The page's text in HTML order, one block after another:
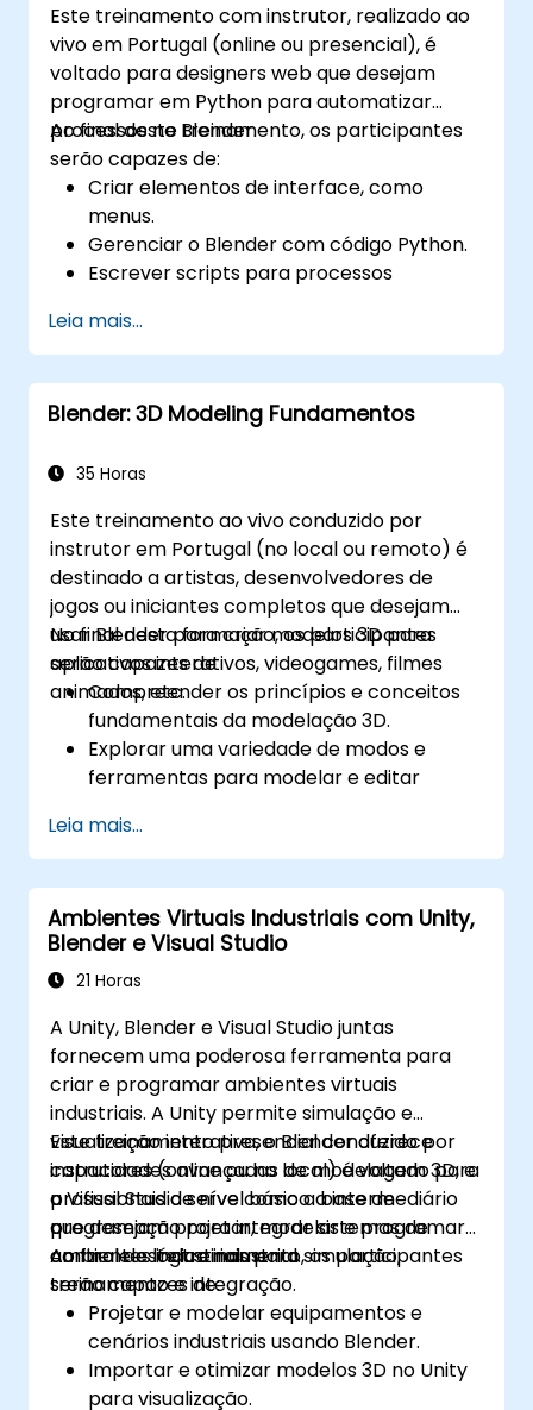
Este treinamento com instrutor, realizado ao
vivo em Portugal (online ou presencial), é
voltado para designers web que desejam
programar em Python para automatizar
processos no Blender.
Ao final deste treinamento, os participantes
serão capazes de:
Criar elementos de interface, como
menus.
Gerenciar o Blender com código Python.
Escrever scripts para processos
Explorar e entender a biblioteca bpy.
Leia mais...
Blender: 3D Modeling Fundamentos
35 Horas
Este treinamento ao vivo conduzido por
instrutor em Portugal (no local ou remoto) é
destinado a artistas, desenvolvedores de
jogos ou iniciantes completos que desejam
usar Blender para criar modelos 3D para
aplicativos interativos, videogames, filmes
animados, etc.
No final desta formação, os participantes
serão capazes de
Compreender os princípios e conceitos
fundamentais da modelação 3D.
Explorar uma variedade de modos e
ferramentas para modelar e editar
Aprender a criar animações e efeitos
visuais com Blender.
Adicionar curvas, superfícies, metaballs e
partículas de cabelo para simular
movimentos 3D realistas.
Utilizar as ferramentas para
pintar modelos 3D.
Exportar modelos 3D e activos para um
motor de jogo, impressora 3D ou outro
software.
Leia mais...
Ambientes Virtuais Industriais com Unity,
Blender e Visual Studio
21 Horas
A Unity, Blender e Visual Studio juntas
fornecem uma poderosa ferramenta para
criar e programar ambientes virtuais
industriais. A Unity permite simulação e
visualização interativa, o Blender oferece
capacidades avançadas de modelagem 3D, e
a Visual Studio serve como a base de
programação para integrar sistemas de
controle e lógica industrial.
Este treinamento presencial conduzido por
instrutores (online ou no local) é voltado para
profissionais de nível básico a intermediário
que desejam projetar, modelar e programar
ambientes industriais para simulação,
treinamento e integração.
Ao final deste treinamento, os participantes
serão capazes de:
Projetar e modelar equipamentos e
cenários industriais usando Blender.
Importar e otimizar modelos 3D no Unity
para visualização.